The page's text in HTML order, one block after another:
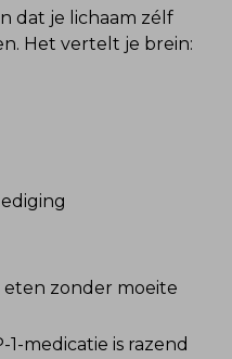
dat je lichaam zélf
zonder moeite
medicatie is razend